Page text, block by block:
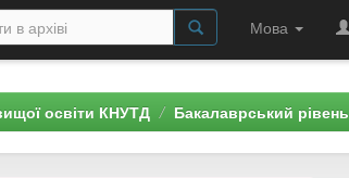
Мова
освіти КНУТД Бакалаврський рівень